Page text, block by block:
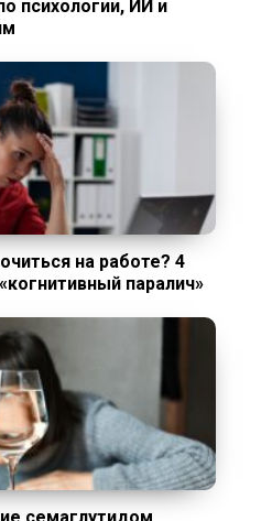
психологии, ИИ и
на работе? 4
паралич»